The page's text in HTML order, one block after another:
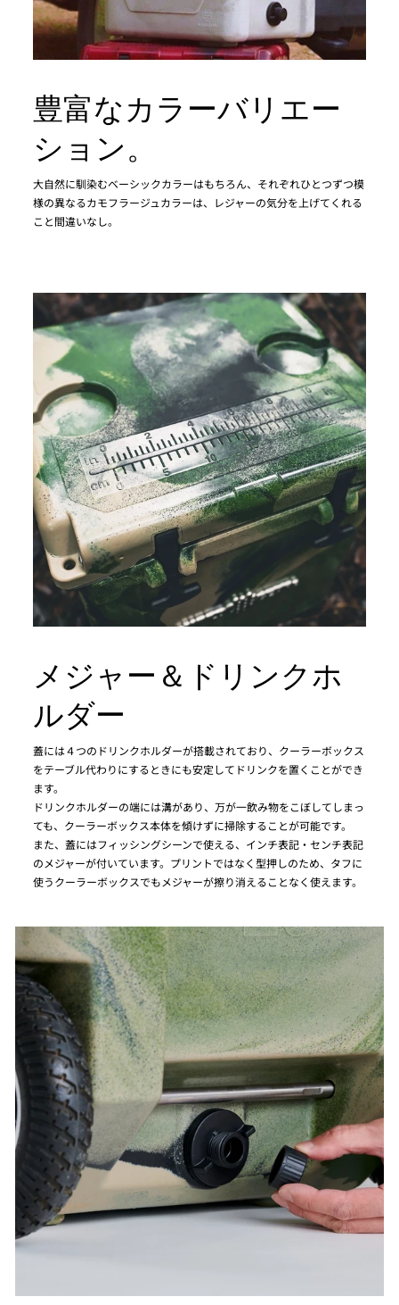
豊富なカラーバリエー
ション。
大自然に馴染むベーシックカラーはもちろん、それぞれひとつずつ模
様の異なるカモフラージュカラーは、レジャーの気分を上げてくれる
こと間違いなし。
メジャー＆ドリンクホ
ルダー
蓋には４つのドリンクホルダーが搭載されており、クーラーボックス
をテーブル代わりにするときにも安定してドリンクを置くことができ
ます。
ドリンクホルダーの端には溝があり、万が一飲み物をこぼしてしまっ
ても、クーラーボックス本体を傾けずに掃除することが可能です。
また、蓋にはフィッシングシーンで使える、インチ表記・センチ表記
のメジャーが付いています。プリントではなく型押しのため、タフに
使うクーラーボックスでもメジャーが擦り消えることなく使えます。